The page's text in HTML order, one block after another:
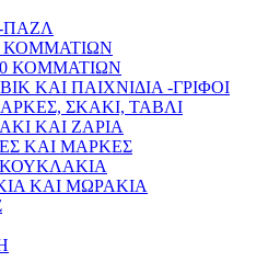
ΠΑΖΛ
ΚΟΜΜΑΤΙΩΝ
ΚΟΜΜΑΤΙΩΝ
ΚΑΙ ΠΑΙΧΝΙΔΙΑ -ΓΡΙΦΟΙ
ΣΚΑΚΙ, ΤΑΒΛΙ
ΚΑΙ ΖΑΡΙΑ
ΚΑΙ ΜΑΡΚΕΣ
ΚΑΙ ΜΩΡΑΚΙΑ